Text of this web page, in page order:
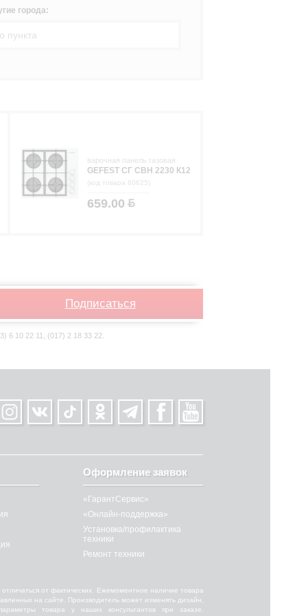
города:
варочная панель газовая
GEFEST СГ СВН 2230 К12
(код товара 60625)
659.00
Подписаться
6 10 22 11, (017) 2 18 33 22.
Оформление заявок
«ГарантСервис»
«Онлайн-поддержка»
Установка/профилактика
техники
Ремонт техники
от фактических. Ежемоментное наличие товара
на сайте. Производитель может изменять дизайн,
товара у наших консультантов при заказе.